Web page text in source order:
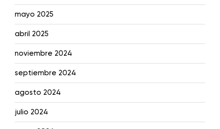
mayo 2025
abril 2025
noviembre 2024
septiembre 2024
agosto 2024
julio 2024